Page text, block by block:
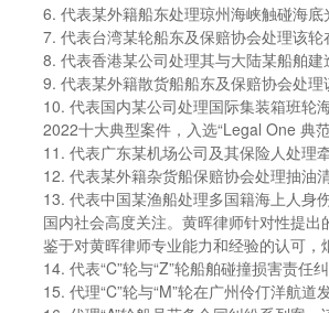
6. 代表某外籍船东处理琼州海峡触碰海
7. 代表台湾某轮船东及保赔协会处理该
8. 代表香港某公司处理其与大陆某船舶
9. 代表某外籍散货船船东及保赔协会处
10. 代表国内某公司处理国际集装箱班轮
2022十大典型案件，入选“Legal One 典
11. 代表广东某机场公司及其保险人处理
12. 代表某外籍杂货船保赔协会处理抽油
13. 代表中国某渔船处理多国籍海上人身
国内社会高度关注。黄晖律师针对性提
鉴于对黄晖律师专业能力和经验的认可，
14. 代表“C”轮与“Z”轮船舶碰撞损害责任
15. 代理“C”轮与“M”轮在广州伶仃洋航